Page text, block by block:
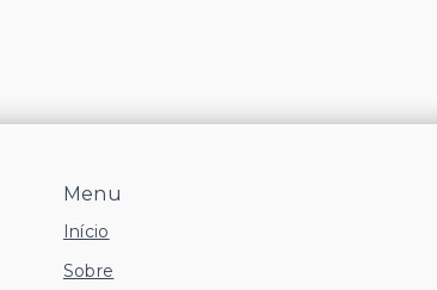
Menu
Início
Sobre